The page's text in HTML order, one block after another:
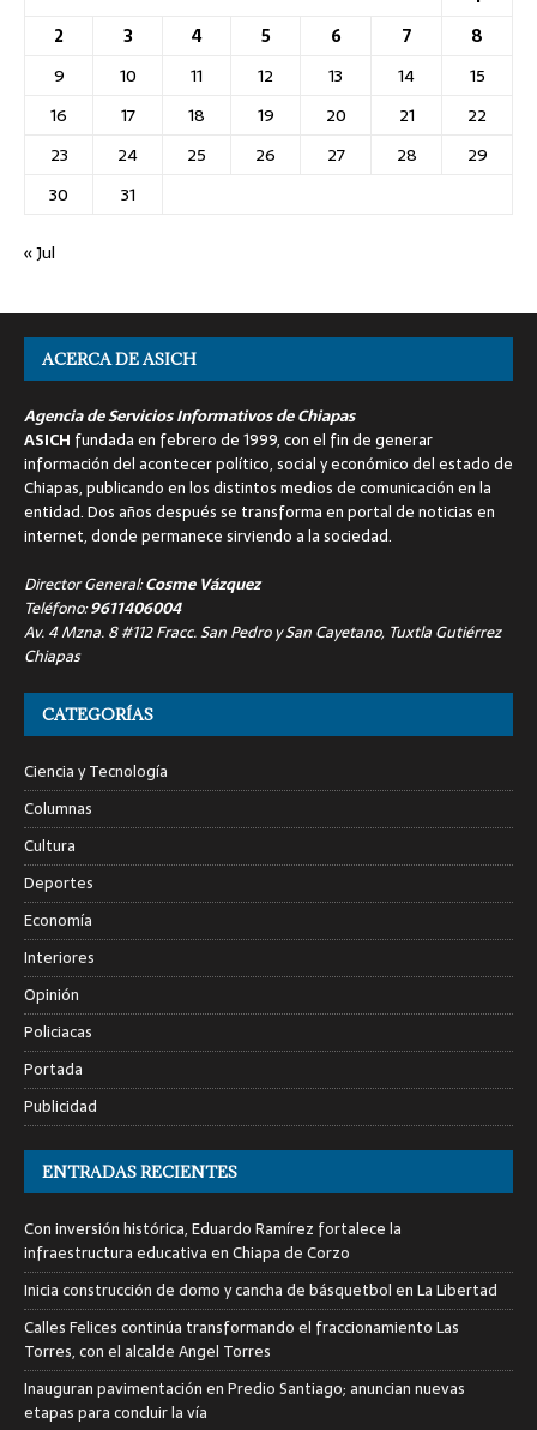
2
3 4 5 6 7
8
9
10 11 12 13 14
15
16
17 18 19 20 21
22
23
24 25 26 27 28
29
30
31
« Jul
ACERCA DE ASICH
Agencia de Servicios Informativos de Chiapas
ASICH fundada en febrero de 1999, con el fin de generar
información del acontecer político, social y económico del estado de
Chiapas, publicando en los distintos medios de comunicación en la
entidad. Dos años después se transforma en portal de noticias en
internet, donde permanece sirviendo a la sociedad.
Director General:Cosme Vázquez
Teléfono:9611406004
Av. 4 Mzna. 8 #112 Fracc. San Pedro y San Cayetano, Tuxtla Gutiérrez
Chiapas
CATEGORÍAS
Ciencia y Tecnología
Columnas
Cultura
Deportes
Economía
Interiores
Opinión
Policiacas
Portada
Publicidad
ENTRADAS RECIENTES
Con inversión histórica, Eduardo Ramírez fortalece la
infraestructura educativa en Chiapa de Corzo
Inicia construcción de domo y cancha de básquetbol en La Libertad
Calles Felices continúa transformando el fraccionamiento Las
Torres, con el alcalde Angel Torres
Inauguran pavimentación en Predio Santiago; anuncian nuevas
etapas para concluir la vía